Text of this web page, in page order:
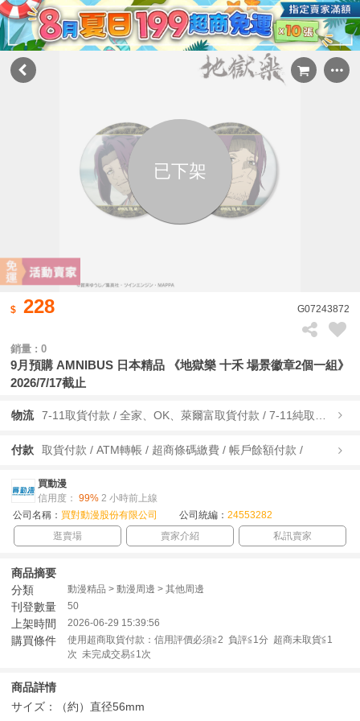
已下架
228 G07243872
銷量 : 0
9月預購 AMNIBUS 日本精品 《地獄樂 十禾 場景徽章2個一組》
2026/7/17截止
物流
付款 取貨付款 / ATM轉帳 / 超商條碼繳費 / 帳戶餘額付款 /
買動漫
信用度： 99% 2 小時前上線
公司名稱： 買對動漫股份有限公司 公司統編： 24553282
逛賣場
賣家介紹 私訊賣家
商品摘要
分類
動漫精品 > 動漫周邊 > 其他周邊
刊登數量 50
上架時間 2026-06-29 15:39:56
購買條件
使用超商取貨付款：信用評價必須≧2 負評≦1分 超商未取貨≦1
次 未完成交易≦1次
商品詳情
サイズ：（約）直径56mm